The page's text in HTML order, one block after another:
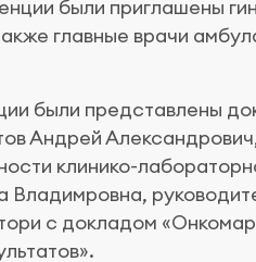
были приглашены
главные врачи
были представлены
Андрей
клинико-
с докладом